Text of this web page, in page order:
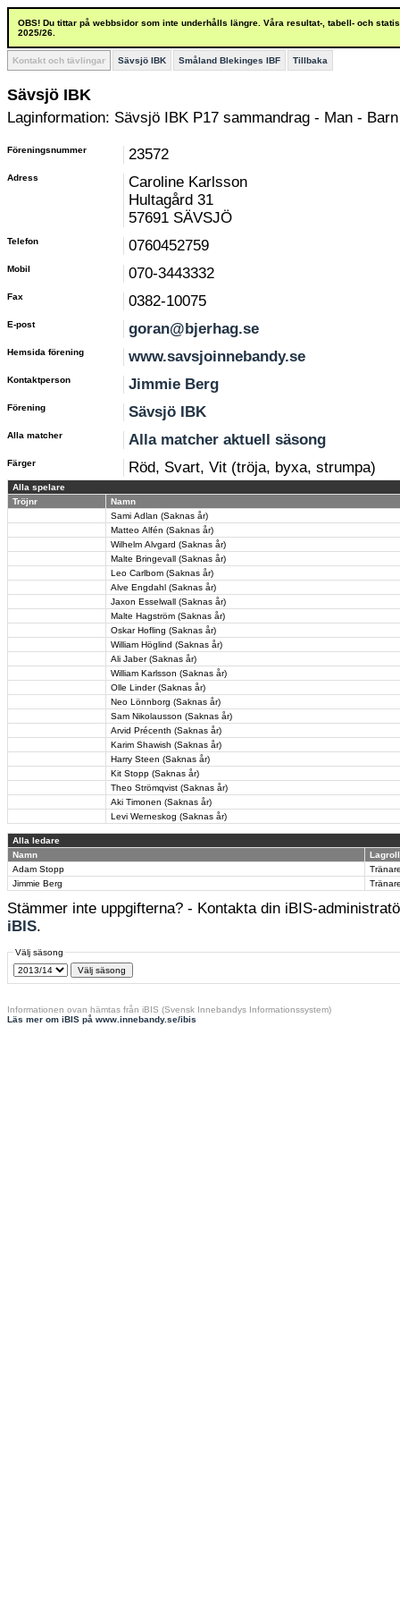
OBS! Du tittar på webbsidor som inte underhålls längre. Våra resultat-, tabell- och
2025/26.
Kontakt och tävlingar Sävsjö IBK Småland Blekinges IBF Tillbaka
Sävsjö IBK
Laginformation: Sävsjö IBK P17 sammandrag - Man -
Föreningsnummer 23572
Adress
Caroline Karlsson
Hultagård 31
57691 SÄVSJÖ
Telefon 0760452759
Mobil 070-3443332
Fax 0382-10075
E-post goran@bjerhag.se
Hemsida förening www.savsjoinnebandy.se
Kontaktperson Jimmie Berg
Förening Sävsjö IBK
Alla matcher Alla matcher aktuell säsong
Färger Röd, Svart, Vit (tröja, byxa, strumpa)
Alla spelare
Tröjnr
Namn
Sami Adlan (Saknas år)
Matteo Alfén (Saknas år)
Wilhelm Alvgard (Saknas år)
Malte Bringevall (Saknas år)
Leo Carlbom (Saknas år)
Alve Engdahl (Saknas år)
Jaxon Esselwall (Saknas år)
Malte Hagström (Saknas år)
Oskar Hofling (Saknas år)
William Höglind (Saknas år)
Ali Jaber (Saknas år)
William Karlsson (Saknas år)
Olle Linder (Saknas år)
Neo Lönnborg (Saknas år)
Sam Nikolausson (Saknas år)
Arvid Précenth (Saknas år)
Karim Shawish (Saknas år)
Harry Steen (Saknas år)
Kit Stopp (Saknas år)
Theo Strömqvist (Saknas år)
Aki Timonen (Saknas år)
Levi Werneskog (Saknas år)
Alla ledare
Namn
Lagroll
Adam Stopp
Jimmie Berg
Stämmer inte uppgifterna? - Kontakta din iBIS-
iBIS.
Välj säsong
Informationen ovan hämtas från iBIS (Svensk Innebandys Informationssystem)
Läs mer om iBIS på www.innebandy.se/ibis